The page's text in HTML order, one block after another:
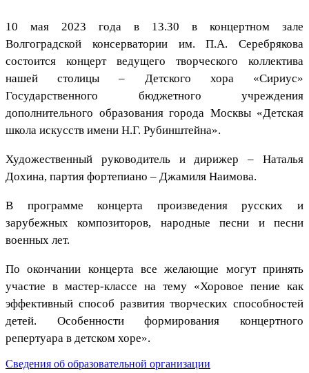
10 мая 2023 года в 13.30 в концертном зале
Волгоградской консерватории им. П.А. Серебрякова
состоится концерт ведущего творческого коллектива
нашей столицы – Детского хора «Сириус»
Государственного бюджетного учреждения
дополнительного образования города Москвы «Детская
школа искусств имени Н.Г. Рубинштейна».
Художественный руководитель и дирижер – Наталья
Дохина, партия фортепиано – Джамиля Наимова.
В программе концерта произведения русских и
зарубежных композиторов, народные песни и песни
военных лет.
По окончании концерта все желающие могут принять
участие в мастер-классе на тему «Хоровое пение как
эффективный способ развития творческих способностей
детей. Особенности формирования концертного
репертуара в детском хоре».
Сведения об образовательной организации